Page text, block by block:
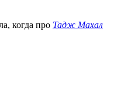
когда про Тадж Махал